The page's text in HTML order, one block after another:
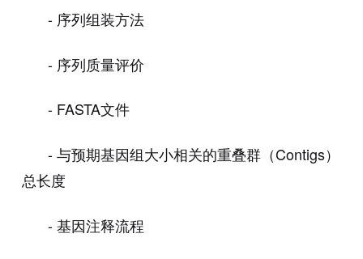
- 序列组装方法
- 序列质量评价
- FASTA文件
- 与预期基因组大小相关的重叠群（Contigs）
总长度
- 基因注释流程